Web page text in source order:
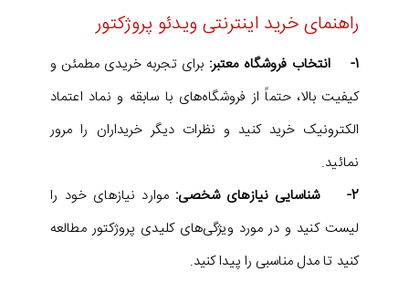
راهنمای خرید اینترنتی ویدئو پروژکتور
1- انتخاب فروشگاه معتبر:
برای تجربه خریدی مطمئن و
کیفیت بالا، حتماً از فروشگاه‌های با سابقه و نماد اعتماد
الکترونیک خرید کنید و نظرات دیگر خریداران را مرور
نمائید.
2- شناسایی نیازهای شخصی:
موارد نیازهای خود را
لیست کنید و در مورد ویژگی‌های کلیدی پروژکتور مطالعه
کنید تا مدل مناسبی را پیدا کنید.